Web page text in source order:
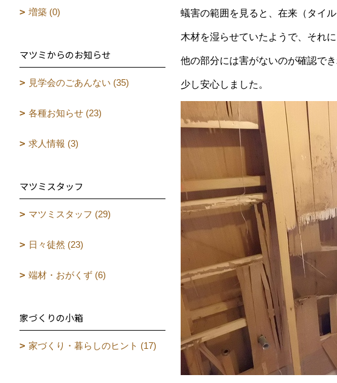
蟻害の範囲を見ると、在来（タイ
木材を湿らせていたようで、それ
他の部分には害がないのが確認で
少し安心しました。
増築 (0)
マツミからのお知らせ
見学会のごあんない (35)
各種お知らせ (23)
求人情報 (3)
マツミスタッフ
マツミスタッフ (29)
日々徒然 (23)
端材・おがくず (6)
家づくりの小箱
家づくり・暮らしのヒント (17)